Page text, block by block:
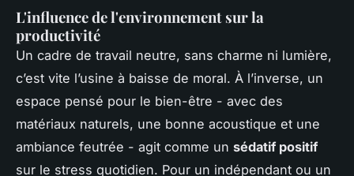
L'influence de l'environnement sur la
productivité
Un cadre de travail neutre, sans charme ni lumière,
c’est vite l’usine à baisse de moral. À l’inverse, un
espace pensé pour le bien-être - avec des
matériaux naturels, une bonne acoustique et une
ambiance feutrée - agit comme un sédatif positif
sur le stress quotidien. Pour un indépendant ou un